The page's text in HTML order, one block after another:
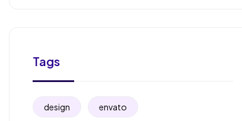
Tags
design envato